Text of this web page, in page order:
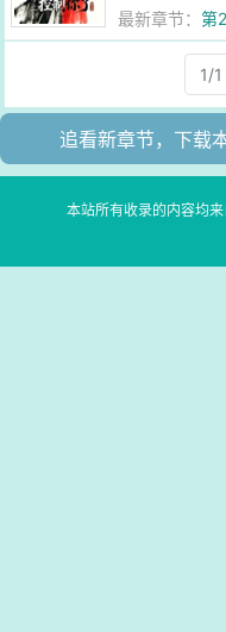
最新章节：第
1/1
追看新章节，下载
本站所有收录的内容均